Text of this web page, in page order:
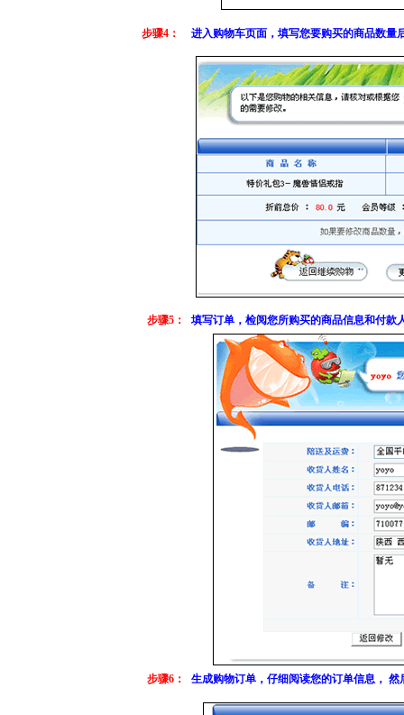
步骤4： 进入购物车页面，填写您要购买的商品数量
步骤5： 填写订单，检阅您所购买的商品信息和付款
步骤6： 生成购物订单，仔细阅读您的订单信息， 然